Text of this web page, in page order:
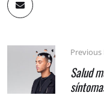
Previous
Salud